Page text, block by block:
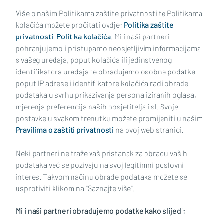
područje
Impressum Uvjeti korištenja Politika privatnosti
Politika kolačića Kontakt Pritužbe Suradnici
Oglašavanje
RUBRIKE
BRODSKO-POSAVSKA ŽUPANIJA
Više o našim Politikama zaštite privatnosti te Politikama
kolačića možete pročitati ovdje: Politika zaštite
privatnosti, Politika kolačića. Mi i naši partneri
pohranjujemo i pristupamo neosjetljivim informacijama
s vašeg uređaja, poput kolačića ili jedinstvenog
identifikatora uređaja te obrađujemo osobne podatke
poput IP adrese i identifikatore kolačića radi obrade
podataka u svrhu prikazivanja personaliziranih oglasa,
mjerenja preferencija naših posjetitelja i sl. Svoje
postavke u svakom trenutku možete promijeniti u našim
Pravilima o zaštiti privatnosti na ovoj web stranici.
Neki partneri ne traže vaš pristanak za obradu vaših
podataka već se pozivaju na svoj legitimni poslovni
interes. Takvom načinu obrade podataka možete se
usprotiviti klikom na "Saznajte više".
Mi i naši partneri obrađujemo podatke kako slijedi: